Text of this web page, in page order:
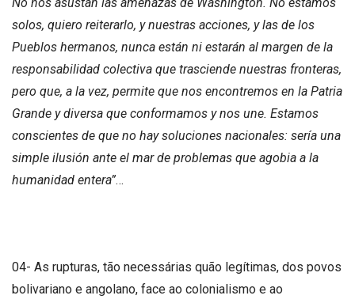
solos, quiero reiterarlo, y nuestras acciones, y las de los
Pueblos hermanos, nunca están ni estarán al margen de la
responsabilidad colectiva que trasciende nuestras fronteras,
pero que, a la vez, permite que nos encontremos en la Patria
Grande y diversa que conformamos y nos une. Estamos
conscientes de que no hay soluciones nacionales: sería una
simple ilusión ante el mar de problemas que agobia a la
humanidad entera”…
04- As rupturas, tão necessárias quão legítimas, dos povos
bolivariano e angolano, face ao colonialismo e ao